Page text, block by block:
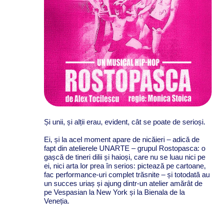
Și unii, și alții erau, evident, cât se poate de serioși.
Ei, și la acel moment apare de nicăieri – adică de
fapt din atelierele UNARTE – grupul Rostopasca: o
gașcă de tineri dilii și haioși, care nu se luau nici pe
ei, nici arta lor prea în serios: pictează pe cartoane,
fac performance-uri complet trăsnite – și totodată au
un succes uriaș și ajung dintr-un atelier amărât de
pe Vespasian la New York și la Bienala de la
Veneția.